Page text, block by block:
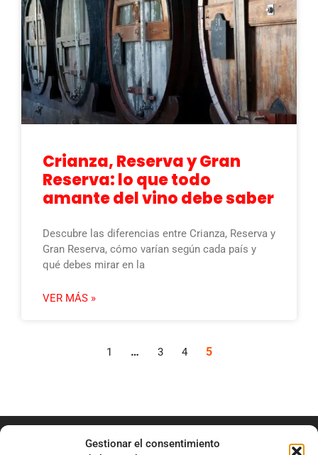
Gestionar el consentimiento
Crianza, Reserva y Gran
Reserva: lo que todo
amante del vino debe saber
Descubre las diferencias entre Crianza, Reserva y
Gran Reserva, cómo varían según cada país y
qué debes mirar en la
VER MÁS »
1 … 3 4 5